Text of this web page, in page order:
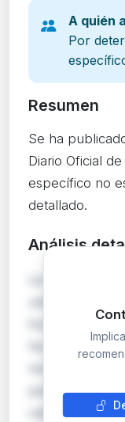
A quién
Por
Resumen
Se ha
Diario Oficial
específico no
detallado.
Análisis
La referencia
Europea
ha podido ser
normativo
publicadas en
carácter